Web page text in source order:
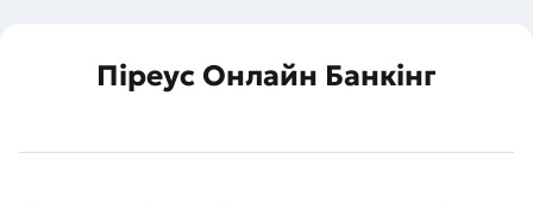
Піреус Онлайн Банкінг